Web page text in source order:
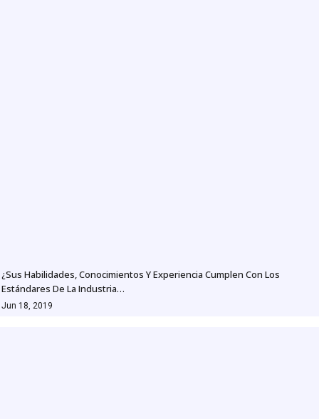
¿Sus Habilidades, Conocimientos Y Experiencia Cumplen Con Los
Estándares De La Industria…
Jun 18, 2019